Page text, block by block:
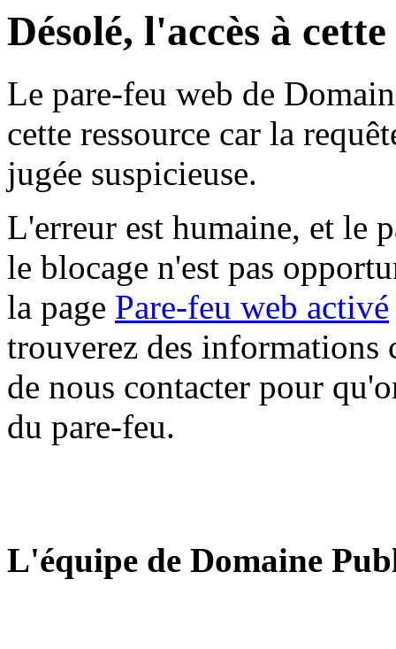
Désolé, l'accès à
Le pare-feu web de
cette ressource car la
jugée suspicieuse.
L'erreur est humaine, et le
le blocage n'est pas
la page Pare-feu web activé
trouverez des informations
de nous contacter pour
du pare-feu.
L'équipe de Domaine